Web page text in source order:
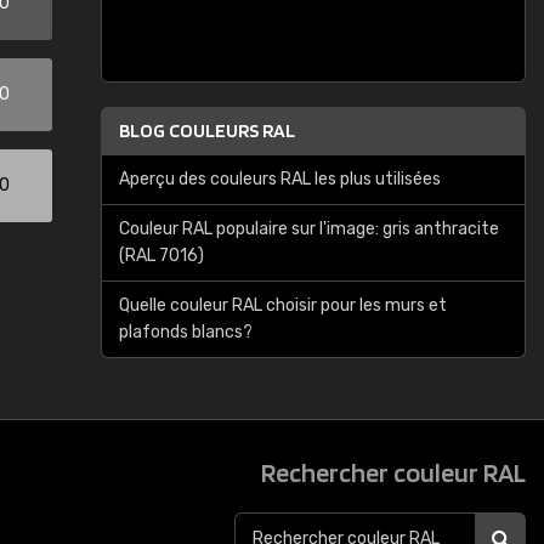
BLOG COULEURS RAL
Aperçu des couleurs RAL les plus utilisées
Couleur RAL populaire sur l'image: gris anthracite
(RAL 7016)
Quelle couleur RAL choisir pour les murs et
plafonds blancs?
Rechercher couleur RAL